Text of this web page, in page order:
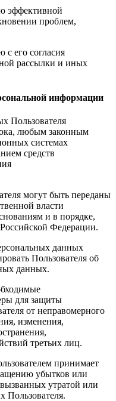
эффективной
проблем,
с его согласия
рассылки и иных
информации
Пользователя
любым законным
системах
средств
могут быть переданы
власти
и в порядке,
Федерации.
данных
Пользователя об
данных.
для защиты
от неправомерного
изменения,
третьих лиц.
принимает
убытков или
утратой или
Пользователя.